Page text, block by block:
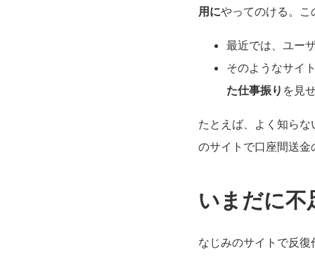
用にやってのける。
最近では、ユー
そのようなサイ
た仕事振り を見
たとえば、よく知ら
のサイトで口座間送
いまだに不
なじみのサイトで反